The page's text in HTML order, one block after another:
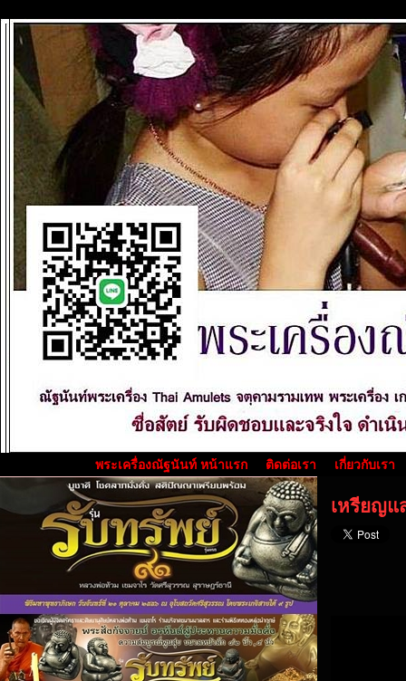
พระเครื่องณัฐนันท์ หน้าแรก ติดต่อเรา เกี่ยวกับเรา
เหรียญแ